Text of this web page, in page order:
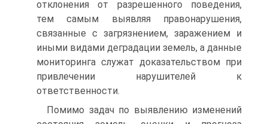
отклонения от разрешенного поведения,
тем самым выявляя правонарушения,
связанные с загрязнением, заражением и
иными видами деградации земель, а данные
мониторинга служат доказательством при
привлечении нарушителей к
ответственности.
Помимо задач по выявлению изменений